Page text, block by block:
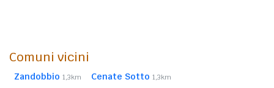
Comuni vicini
Zandobbio 1,3km Cenate Sotto 1,3km